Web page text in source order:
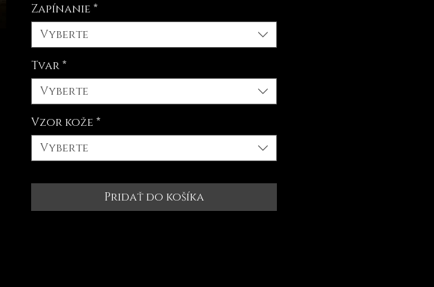
Zapínanie *
Vyberte
Tvar*
Vyberte
Vzor kože *
Vyberte
Pridať do košíka